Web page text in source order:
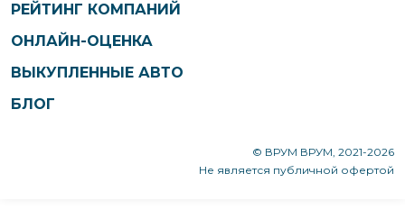
РЕЙТИНГ КОМПАНИЙ
ОНЛАЙН-ОЦЕНКА
ВЫКУПЛЕННЫЕ АВТО
БЛОГ
© ВРУМ ВРУМ, 2021-2026
Не является публичной офертой